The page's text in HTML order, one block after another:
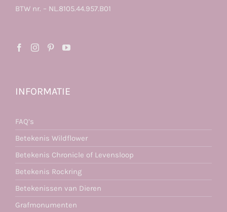
BTW nr. – NL.8105.44.957.B01
INFORMATIE
FAQ’s
Betekenis Wildflower
Betekenis Chronicle of Levensloop
Betekenis Rockring
Betekenissen van Dieren
Grafmonumenten